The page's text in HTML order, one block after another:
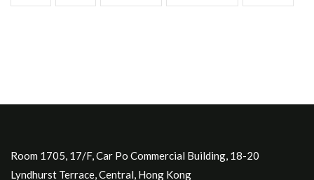
Room 1705, 17/F, Car Po Commercial Building, 18-20
Lyndhurst Terrace, Central, Hong Kong